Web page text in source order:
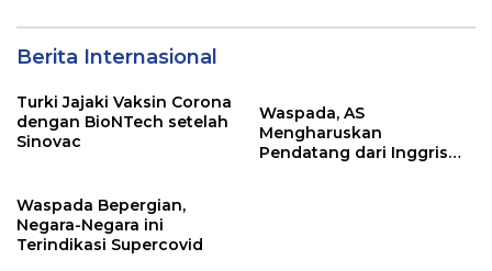
Berita Internasional
Turki Jajaki Vaksin Corona
dengan BioNTech setelah
Sinovac
Waspada, AS
Mengharuskan
Pendatang dari Inggris
Waspada Bepergian,
Negara-Negara ini
Terindikasi Supercovid